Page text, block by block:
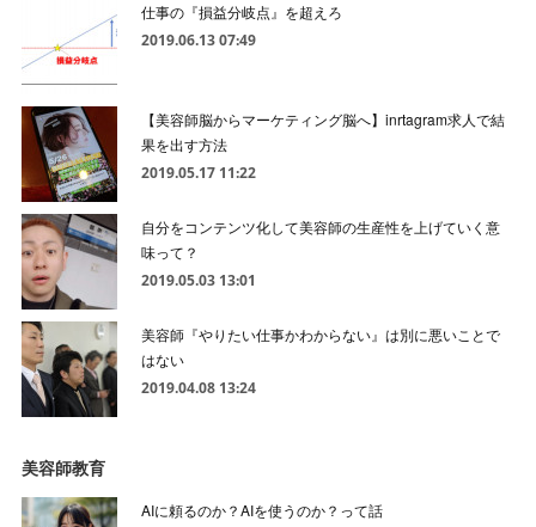
仕事の『損益分岐点』を超えろ
2019.06.13 07:49
【美容師脳からマーケティング脳へ】inrtagram求人で結
果を出す方法
2019.05.17 11:22
自分をコンテンツ化して美容師の生産性を上げていく意
味って？
2019.05.03 13:01
美容師『やりたい仕事かわからない』は別に悪いことで
はない
2019.04.08 13:24
美容師教育
AIに頼るのか？AIを使うのか？って話